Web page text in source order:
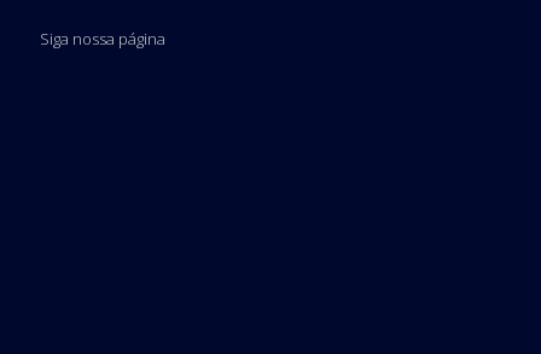
Siga nossa página